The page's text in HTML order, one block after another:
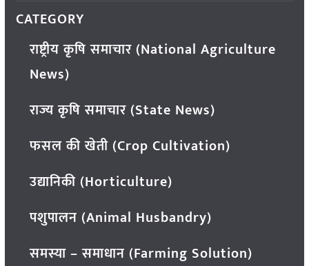
CATEGORY
राष्ट्रीय कृषि समाचार (National Agriculture
News)
राज्य कृषि समाचार (State News)
फसल की खेती (Crop Cultivation)
उद्यानिकी (Horticulture)
पशुपालन (Animal Husbandry)
समस्या – समाधान (Farming Solution)